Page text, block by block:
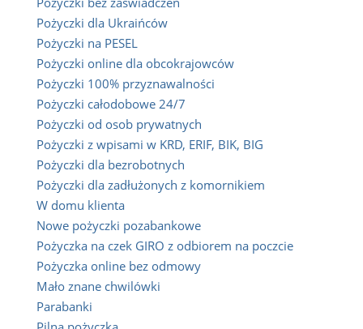
Pożyczki dla Ukraińców
Pożyczki na PESEL
Pożyczki online dla obcokrajowców
Pożyczki 100% przyznawalności
Pożyczki całodobowe 24/7
Pożyczki od osob prywatnych
Pożyczki z wpisami w KRD, ERIF, BIK, BIG
Pożyczki dla bezrobotnych
Pożyczki dla zadłużonych z komornikiem
W domu klienta
Nowe pożyczki pozabankowe
Pożyczka na czek GIRO z odbiorem na poczcie
Pożyczka online bez odmowy
Mało znane chwilówki
Parabanki